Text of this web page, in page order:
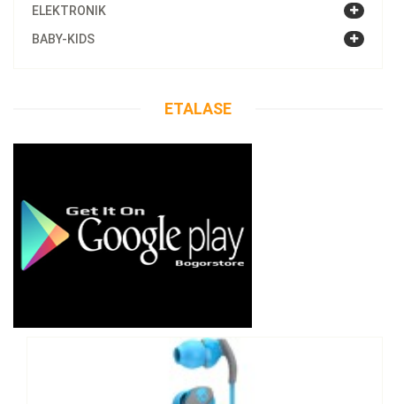
ELEKTRONIK
BABY-KIDS
ETALASE